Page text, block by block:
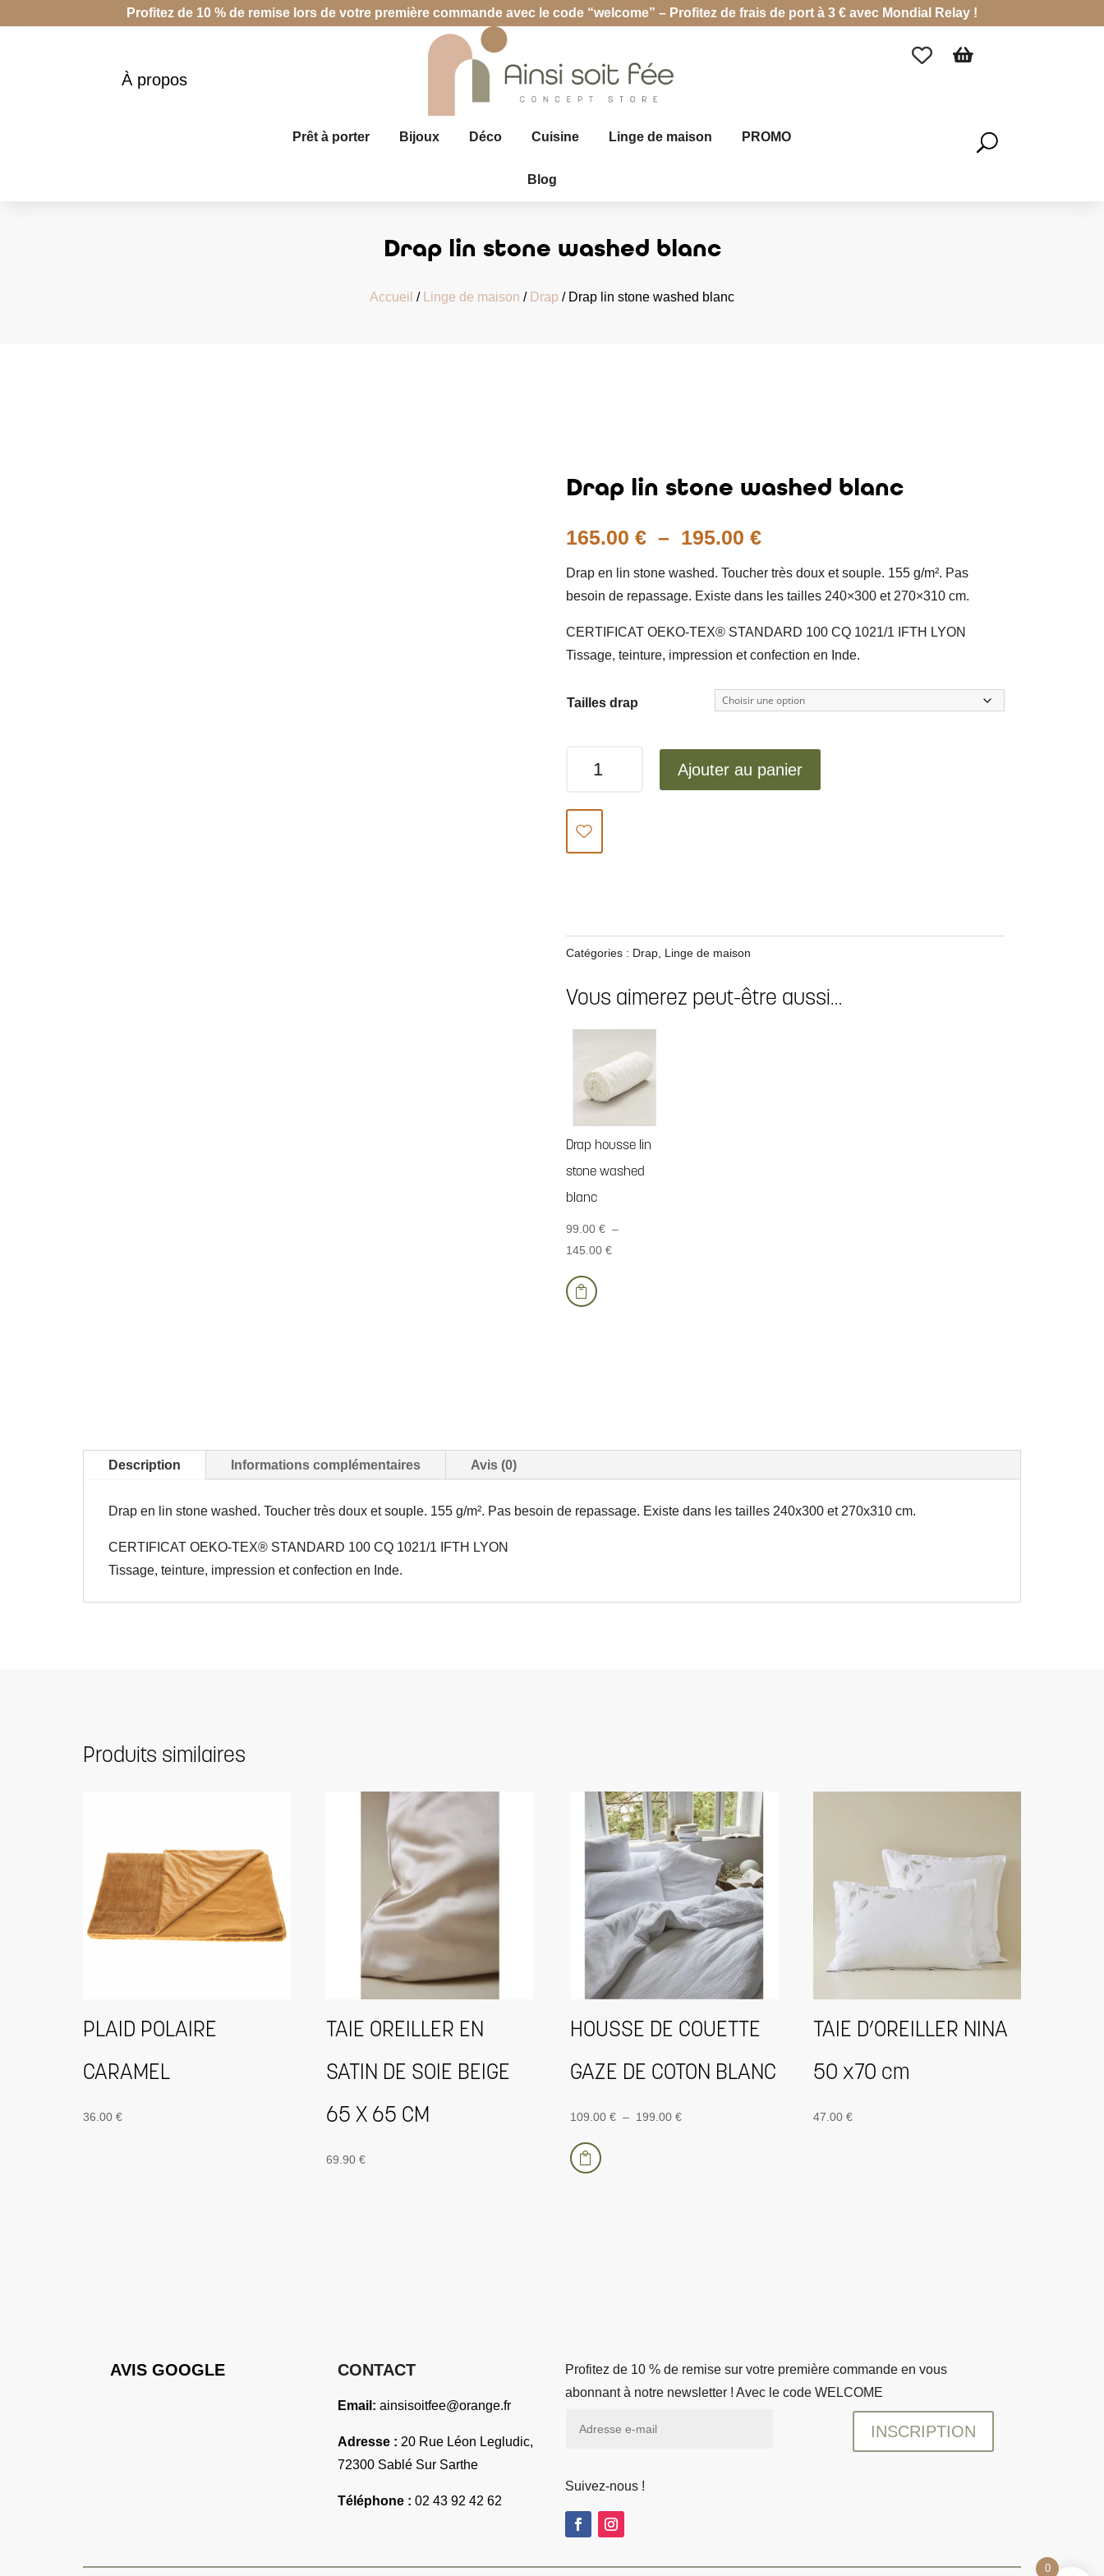
Profitez de 10 % de remise lors de votre première commande avec le code “welcome” – Profitez de frais de port à 3 € avec Mondial Relay !
À propos
Prêt à porter Bijoux Déco Cuisine Linge de maison PROMO
Blog

Drap lin stone washed blanc
Accueil / Linge de maison / Drap / Drap lin stone washed blanc
Drap lin stone washed blanc
165.00 € – 195.00 €Plage
prix :
165.00 €
à
195.00 €
Drap en lin stone washed. Toucher très doux et souple. 155 g/m². Pas
besoin de repassage. Existe dans les tailles 240×300 et 270×310 cm.
CERTIFICAT OEKO-TEX® STANDARD 100 CQ 1021/1 IFTH LYON
Tissage, teinture, impression et confection en Inde.
Tailles drap
lin
stone
Ajouter au panier
Catégories : Drap, Linge de maison
Vous aimerez peut-être aussi…
Drap housse lin
stone washed
blanc
99.00 € –
145.00 €Plage

produit
sur
la
Description Informations complémentaires Avis (0)
Drap en lin stone washed. Toucher très doux et souple. 155 g/m². Pas besoin de repassage. Existe dans les tailles 240x300 et 270x310 cm.
CERTIFICAT OEKO-TEX® STANDARD 100 CQ 1021/1 IFTH LYON
Tissage, teinture, impression et confection en Inde.
Produits similaires
PLAID POLAIRE
CARAMEL
36.00 €
TAIE OREILLER EN
SATIN DE SOIE BEIGE
65 X 65 CM
69.90€
HOUSSE DE COUETTE
GAZE DE COTON BLANC
109.00 € – 199.00 €Plage

produit
la
page
produit
TAIE D’OREILLER NINA
50 x70 cm
47.00€
AVIS GOOGLE CONTACT
Email: ainsisoitfee@orange.fr
Adresse : 20 Rue Léon Legludic,
72300 Sablé Sur Sarthe
Téléphone :02 43 92 42 62
Profitez de 10 % de remise sur votre première commande en vous
abonnant à notre newsletter ! Avec le code WELCOME
INSCRIPTION
Suivez-nous !
0